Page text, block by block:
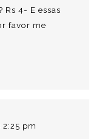
4- E essas
favor me
pm